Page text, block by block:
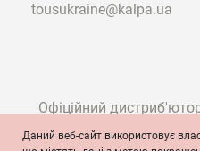
tousukraine@kalpa.ua
Офіційний
Даний веб-сайт використовує